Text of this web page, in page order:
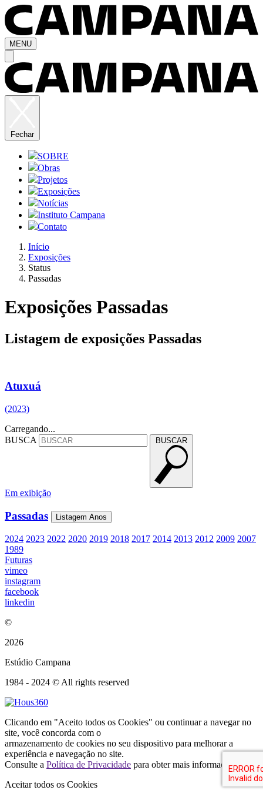
MENU
Fechar
SOBRE
Obras
Projetos
Exposições
Notícias
Instituto Campana
Contato
Início
Exposições
Status
Passadas
Exposições Passadas
Listagem de exposições Passadas
Atuxuá
(2023)
Carregando...
BUSCA
BUSCAR
Em exibição
Passadas Listagem Anos
2024 2023 2022 2020 2019 2018 2017 2014 2013 2012 2009 2007
1989
Futuras
vimeo
instagram
facebook
linkedin
©
2026
Estúdio Campana
1984 - 2024 © All rights reserved
Clicando em "Aceito todos os Cookies" ou continuar a navegar no
site, você concorda com o
armazenamento de cookies no seu dispositivo para melhorar a
experiência e navegação no site.
Consulte a Política de Privacidade para obter mais informações.
Aceitar todos os Cookies